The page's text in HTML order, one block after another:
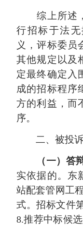
综上所述，
行招标于法
义，评标委员
其他规定以及
定最终确定入
成的招标程序
方的利益，而
序。
二、被投诉
（一）答
实依据的。东
站配套管网工
式。招标文件
8.推荐中标候